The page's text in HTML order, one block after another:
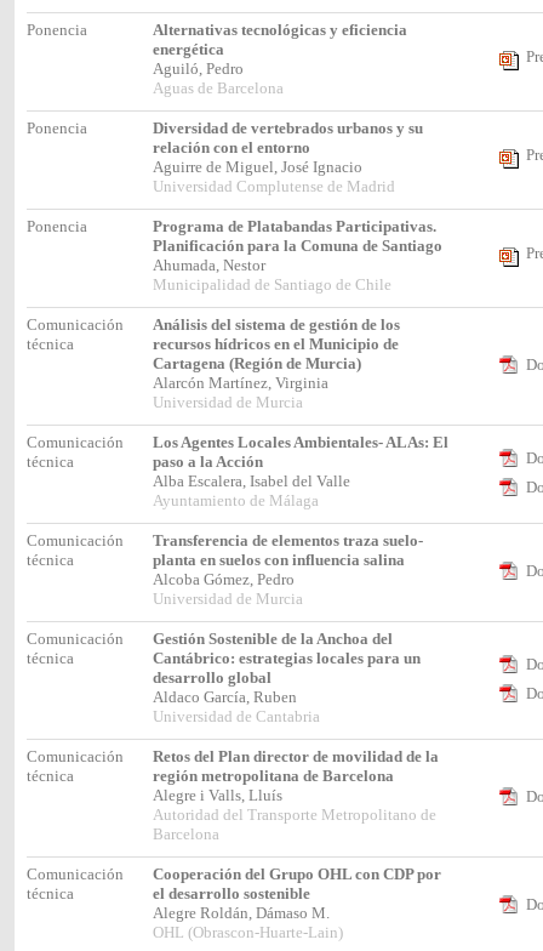
Ponencia
Alternativas tecnológicas y eficiencia
energética
Aguiló, Pedro
Aguas de Barcelona
Ponencia
Diversidad de vertebrados urbanos y su
relación con el entorno
Aguirre de Miguel, José Ignacio
Universidad Complutense de Madrid
Ponencia
Programa de Platabandas Participativas.
Planificación para la Comuna de Santiago
Ahumada, Nestor
Municipalidad de Santiago de Chile
Comunicación
técnica
Análisis del sistema de gestión de los
recursos hídricos en el Municipio de
Cartagena (Región de Murcia)
Alarcón Martínez, Virginia
Universidad de Murcia
Comunicación
técnica
Los Agentes Locales Ambientales- ALAs: El
paso a la Acción
Alba Escalera, Isabel del Valle
Ayuntamiento de Málaga
Comunicación
técnica
Transferencia de elementos traza suelo-
planta en suelos con influencia salina
Alcoba Gómez, Pedro
Universidad de Murcia
Comunicación
técnica
Gestión Sostenible de la Anchoa del
Cantábrico: estrategias locales para un
desarrollo global
Aldaco García, Ruben
Universidad de Cantabria
Comunicación
técnica
Retos del Plan director de movilidad de la
región metropolitana de Barcelona
Alegre i Valls, Lluís
Autoridad del Transporte Metropolitano de
Barcelona
Comunicación
técnica
Cooperación del Grupo OHL con CDP por
el desarrollo sostenible
Alegre Roldán, Dámaso M.
OHL (Obrascon-Huarte-Lain)